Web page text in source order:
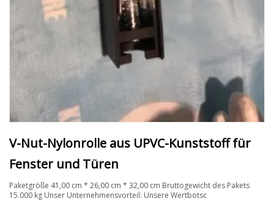
V-Nut-Nylonrolle aus UPVC-Kunststoff für
Fenster und Türen
Paketgröße 41,00 cm * 26,00 cm * 32,00 cm Bruttogewicht des Pakets
15.000 kg Unser Unternehmensvorteil: Unsere Wertbotsc